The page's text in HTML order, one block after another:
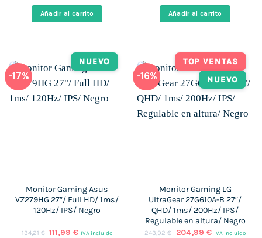
original
era:
actual
es:
Añadir al carrito
original
era:
actual
es:
Añadir al carrito
-17%
NUEVO
Monitor Gaming Asus
VZ279HG 27″/ Full HD/ 1ms/
120Hz/ IPS/ Negro
134,21€ El
111,99€ElIVA incluido
-16%
TOP VENTAS
NUEVO
Monitor Gaming LG
UltraGear 27G610A-B 27″/
QHD/ 1ms/ 200Hz/ IPS/
Regulable en altura/ Negro
243,92€
El
204,99 €ElIVA incluido